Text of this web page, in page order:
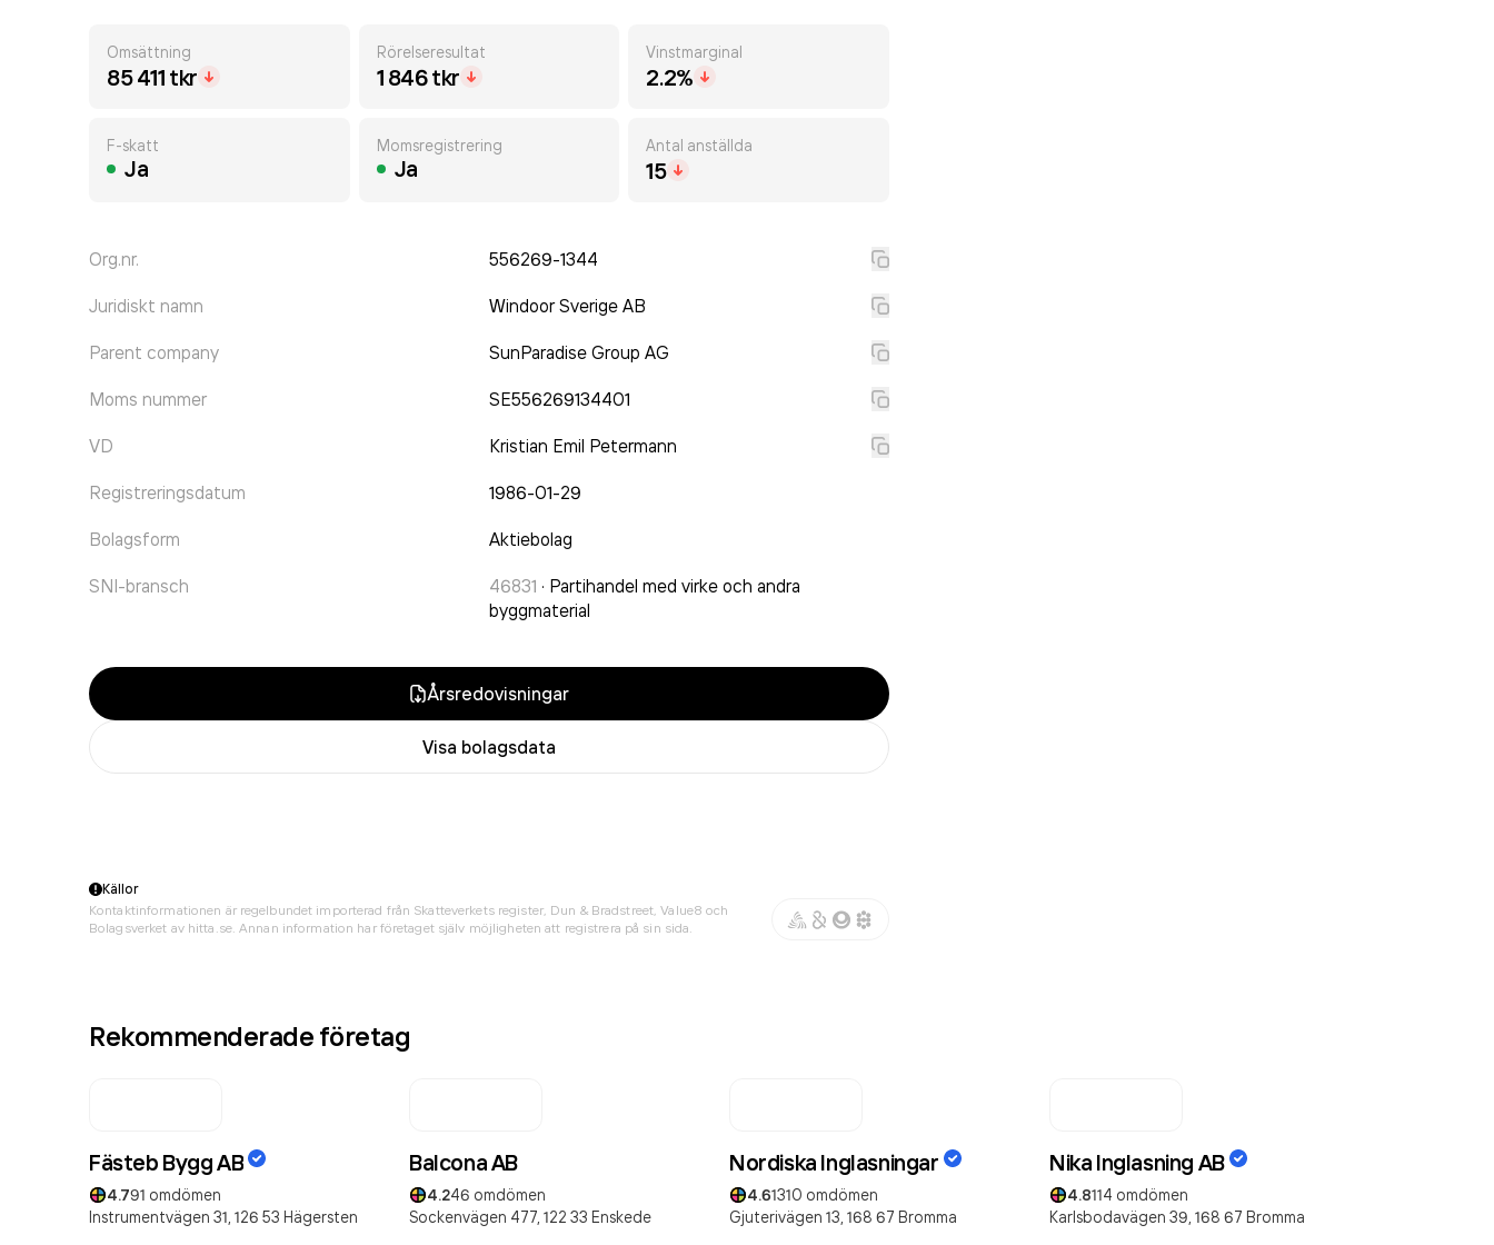
Omsättning
85 411 tkr
Rörelseresultat
1 846 tkr
Vinstmarginal
2.2%
F-skatt
Ja
Momsregistrering
Ja
Antal anställda
15
Org.nr. 556269-1344
Juridiskt namn Windoor Sverige AB
Parent company SunParadise Group AG
Moms nummer SE556269134401
VD Kristian Emil Petermann
Registreringsdatum 1986-01-29
Bolagsform Aktiebolag
SNI-bransch 46831 · Partihandel med virke och andra
byggmaterial
Årsredovisningar
Visa bolagsdata
Källor
Kontaktinformationen är regelbundet importerad från Skatteverkets register, Dun & Bradstreet, Value8 och
Bolagsverket av hitta.se. Annan information har företaget själv möjligheten att registrera på sin sida.
Rekommenderade företag
Fästeb Bygg AB
4.791 omdömen
Instrumentvägen 31, 126 53 Hägersten
Balcona AB
4.246 omdömen
Sockenvägen 477, 122 33 Enskede
Nordiska Inglasningar
4.61310 omdömen
Gjuterivägen 13, 168 67 Bromma
Nika Inglasning AB
4.8114 omdömen
Karlsbodavägen 39, 168 67 Bromma